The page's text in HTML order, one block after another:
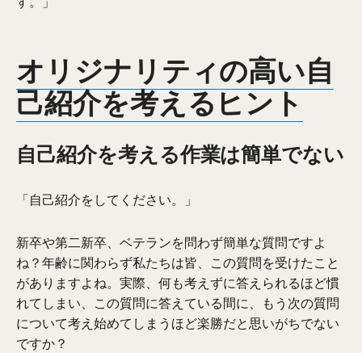
オリジナリティの高い自
己紹介を考えるヒント
自己紹介を考える作業は簡単でない
「自己紹介をしてください。」
新卒や第二新卒、ベテランを問わず簡単な質問ですよ
ね？年齢に関わらず私たちは皆、この質問を受けたこと
がありますよね。実際、何も考えずに答えられるほど慣
れてしまい、この質問に答えている間に、もう次の質問
について考え始めてしまうほど楽勝だと思いがちでない
ですか？